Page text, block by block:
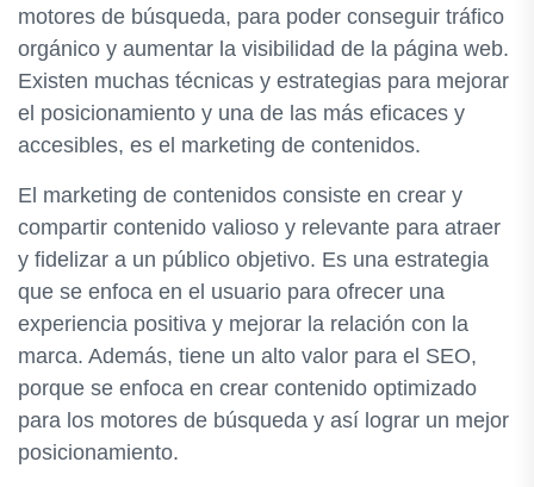
motores de búsqueda, para poder conseguir tráfico
orgánico y aumentar la visibilidad de la página web.
Existen muchas técnicas y estrategias para mejorar
el posicionamiento y una de las más eficaces y
accesibles, es el marketing de contenidos.
El marketing de contenidos consiste en crear y
compartir contenido valioso y relevante para atraer
y fidelizar a un público objetivo. Es una estrategia
que se enfoca en el usuario para ofrecer una
experiencia positiva y mejorar la relación con la
marca. Además, tiene un alto valor para el SEO,
porque se enfoca en crear contenido optimizado
para los motores de búsqueda y así lograr un mejor
posicionamiento.